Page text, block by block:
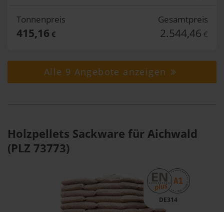
Tonnenpreis
415,16 €
Gesamtpreis
2.544,46 €
Alle 9 Angebote anzeigen
Holzpellets Sackware für Aichwald
(PLZ 73773)
DE314